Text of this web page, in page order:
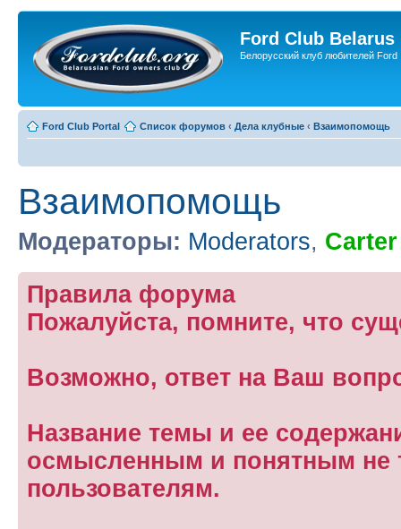
Ford Club Belarus
Белорусский клуб любителей Ford
Ford Club Portal Список форумов ‹ Дела клубные ‹ Взаимопомощь
Взаимопомощь
Модераторы: Moderators, Carter
Правила форума
Пожалуйста, помните, что
Возможно, ответ на Ваш
Название темы и ее
осмысленным и понятным не
пользователям.